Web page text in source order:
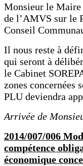
Monsieur le
de l’AMVS sur le
Conseil
Il nous reste à
qui seront à
le Cabinet
zones concernées
PLU deviendra
Arrivée de
2014/007/006
compétence
économique